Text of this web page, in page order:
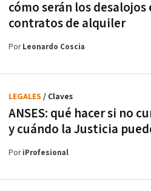
cómo serán los desalojos
contratos de alquiler
PorLeonardo Coscia
ANSES: qué hacer si no
y cuándo la Justicia
LEGALES / Claves
PoriProfesional